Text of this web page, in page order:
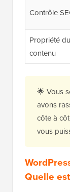
Contrôle
Propriété du
contenu
🌟 Vous
avons
côte à
vous
Quelle